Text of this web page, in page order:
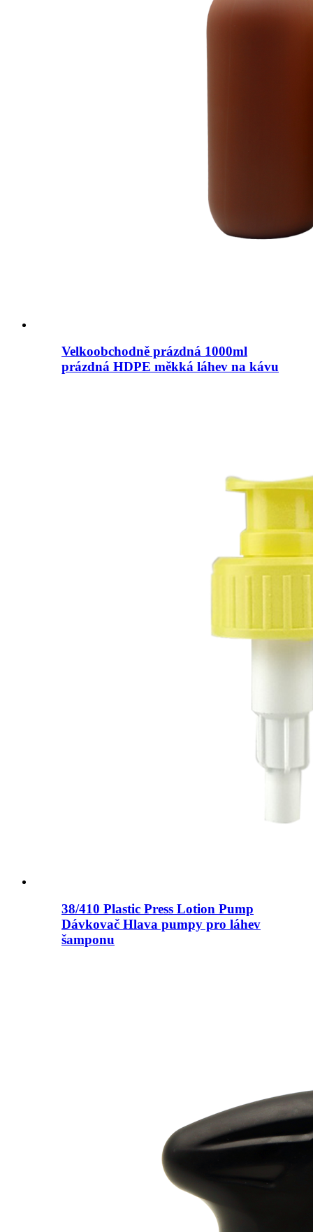
Velkoobchodně prázdná 1000ml
prázdná HDPE měkká láhev na kávu
38/410 Plastic Press Lotion Pump
Dávkovač Hlava pumpy pro láhev
šamponu